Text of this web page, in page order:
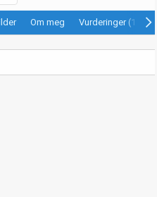
Om meg Vurderinger (1)